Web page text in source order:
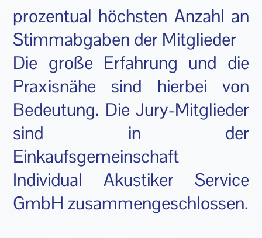
prozentual höchsten Anzahl an
Stimmabgaben der Mitglieder
Die große Erfahrung und die
Praxisnähe sind hierbei von
Bedeutung. Die Jury-Mitglieder
sind in der
Einkaufsgemeinschaft
Individual Akustiker Service
GmbH zusammengeschlossen.